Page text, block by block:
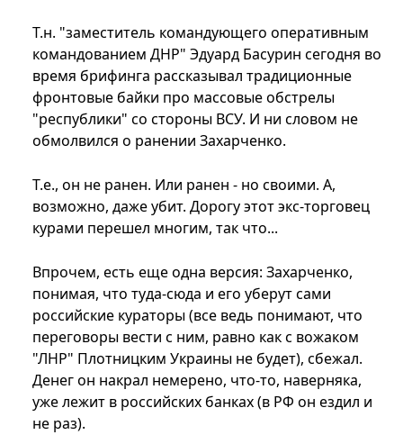
Т.н. "заместитель командующего оперативным
командованием ДНР" Эдуард Басурин сегодня во
время брифинга рассказывал традиционные
фронтовые байки про массовые обстрелы
"республики" со стороны ВСУ. И ни словом не
обмолвился о ранении Захарченко.
Т.е., он не ранен. Или ранен - но своими. А,
возможно, даже убит. Дорогу этот экс-торговец
курами перешел многим, так что...
Впрочем, есть еще одна версия: Захарченко,
понимая, что туда-сюда и его уберут сами
российские кураторы (все ведь понимают, что
переговоры вести с ним, равно как с вожаком
"ЛНР" Плотницким Украины не будет), сбежал.
Денег он накрал немерено, что-то, наверняка,
уже лежит в российских банках (в РФ он ездил и
не раз).